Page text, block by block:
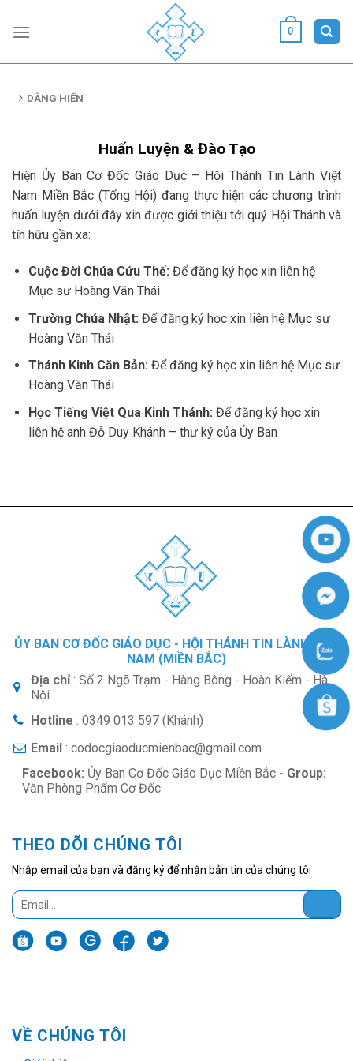
0
DÂNG HIẾN
Huấn Luyện & Đào Tạo
Hiện Ủy Ban Cơ Đốc Giáo Dục – Hội Thánh Tin Lành Việt
Nam Miền Bắc (Tổng Hội) đang thực hiện các chương trình
huấn luyện dưới đây xin được giới thiệu tới quý Hội Thánh và
tín hữu gần xa:
Cuộc Đời Chúa Cứu Thế: Để đăng ký học xin liên hệ
Mục sư Hoàng Văn Thái
Trường Chúa Nhật: Để đăng ký học xin liên hệ Mục sư
Hoàng Văn Thái
Thánh Kinh Căn Bản: Để đăng ký học xin liên hệ Mục sư
Hoàng Văn Thái
Học Tiếng Việt Qua Kinh Thánh: Để đăng ký học xin
liên hệ anh Đỗ Duy Khánh – thư ký của Ủy Ban
ỦY BAN CƠ ĐỐC GIÁO DỤC - HỘI THÁNH TIN LÀNH VIỆT
NAM (MIỀN BẮC)
Địa chỉ : Số 2 Ngõ Trạm - Hàng Bông - Hoàn Kiếm - Hà
Nội
Hotline : 0349 013 597 (Khánh)
Email : codocgiaoducmienbac@gmail.com
Facebook: Ủy Ban Cơ Đốc Giáo Dục Miền Bắc- Group:
Văn Phòng Phẩm Cơ Đốc
THEO DÕI CHÚNG TÔI
Nhập email của bạn và đăng ký để nhận bản tin của chúng tôi
VỀ CHÚNG TÔI